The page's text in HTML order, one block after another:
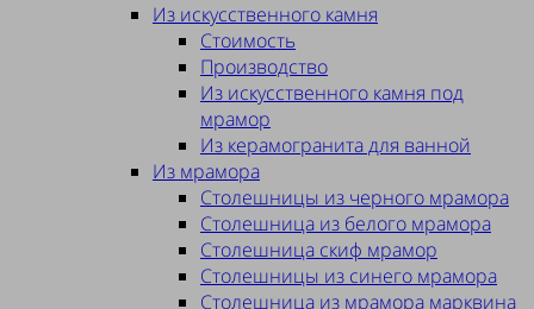
Из искусственного камня
Стоимость
Производство
Из искусственного камня под
мрамор
Из керамогранита для ванной
Из мрамора
Столешницы из черного мрамора
Столешница из белого мрамора
Столешница скиф мрамор
Столешницы из синего мрамора
Столешница из мрамора марквина